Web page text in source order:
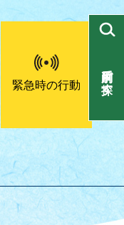
緊急時の行動 目的別で探す